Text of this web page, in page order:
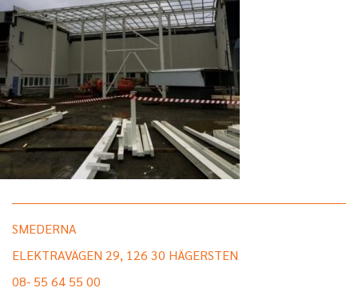
SMEDERNA
ELEKTRAVÄGEN 29, 126 30 HÄGERSTEN
08- 55 64 55 00